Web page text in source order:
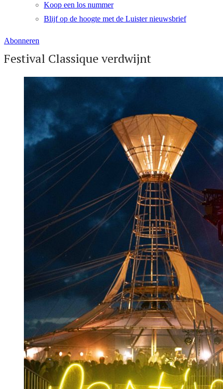
Koop een los nummer
Blijf op de hoogte met de Luister nieuwsbrief
Abonneren
Festival Classique verdwijnt